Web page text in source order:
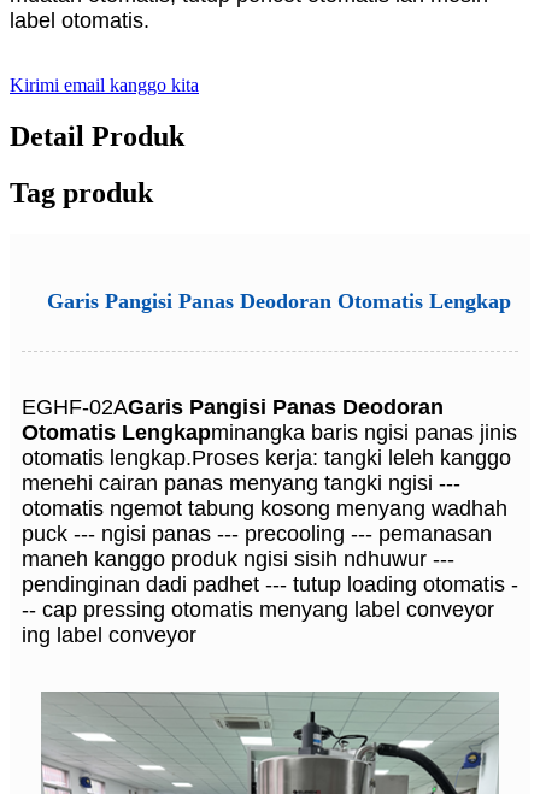
label otomatis.
Kirimi email kanggo kita
Detail Produk
Tag produk
Garis Pangisi Panas Deodoran Otomatis Lengkap
EGHF-02AGaris Pangisi Panas Deodoran
Otomatis Lengkapminangka baris ngisi panas jinis
otomatis lengkap.Proses kerja: tangki leleh kanggo
menehi cairan panas menyang tangki ngisi ---
otomatis ngemot tabung kosong menyang wadhah
puck --- ngisi panas --- precooling --- pemanasan
maneh kanggo produk ngisi sisih ndhuwur ---
pendinginan dadi padhet --- tutup loading otomatis -
-- cap pressing otomatis menyang label conveyor
ing label conveyor